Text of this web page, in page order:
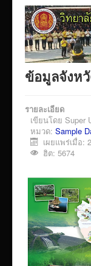
เก
ชั่น
Home
โปรแกรม ศธ
Facebookงาน
ITA/ข้อมูลสาธาร
ID-PLAN
พัสดุ/จัดซื่อจัดจ้าง
ติดต่อวิทยาลัย
แบบประเมินครู
ห้องสมุดอิเล็กท
ศูนย์ซ่อมสร้างเ
ข้อมูลจังห
รายละเอียด
เขียนโดย Super
หมวด: Sample
เผยแพร่เมื่อ:
ฮิต: 5674